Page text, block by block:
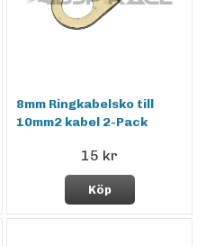
8mm Ringkabelsko till
10mm2 kabel 2-Pack
15 kr
Köp